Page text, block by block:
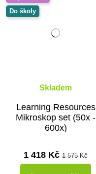
Do školy
Skladem
Learning Resources
Mikroskop set (50x -
600x)
1 418 Kč 1 575 Kč